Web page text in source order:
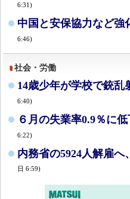
6:31)
中国と安保協力など強
6:46)
社会・労働
14歳少年が学校で銃乱
6:40)
６月の失業率0.9％に
6:22)
内務省の5924人解雇
日 6:59)